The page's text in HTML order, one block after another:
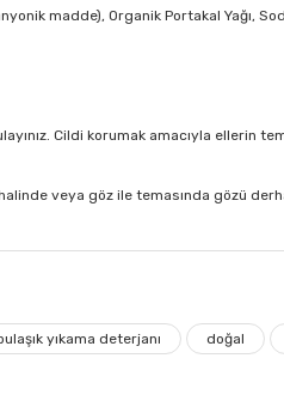
madde), Organik Portakal Yağı,
Cildi korumak amacıyla ellerin
veya göz ile temasında gözü
yıkama deterjanı doğal